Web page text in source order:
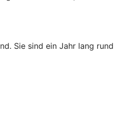
Sie sind ein Jahr lang rund